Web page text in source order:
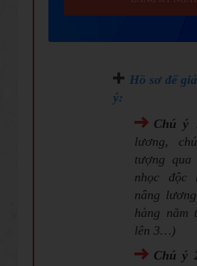
Hồ sơ để
ý:
Chú ý
lương,
tượng qua
nhọc độc
nâng
hàng
lên 3…)
Chú ý